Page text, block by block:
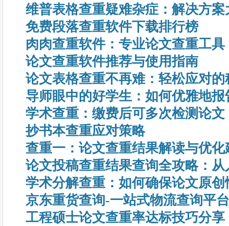
维普表格查重疑难杂症：解决方案
免费段落查重软件下载排行榜
肉肉查重软件：专业论文查重工具
论文查重软件推荐与使用指南
论文表格查重不再难：轻松应对的
导师眼中的好学生：如何优雅地
学术查重：缴费后可多次检测论
抄书本查重应对策略
查重一：论文查重结果解读与优化
论文投稿查重结果查询全攻略：
学术分解查重：如何确保论文原创
京东重货查询-一站式物流查询平台
工程硕士论文查重率达标技巧分享